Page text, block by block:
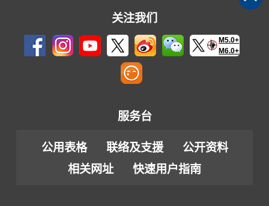
关注我们
M5.0+
M6.0+
服务台
公用表格 联络及支援
公开资料
相关网址
快速用户指南